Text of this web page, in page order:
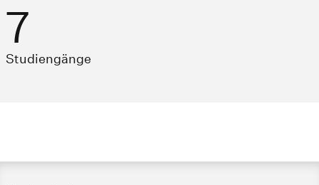
7
Studiengänge